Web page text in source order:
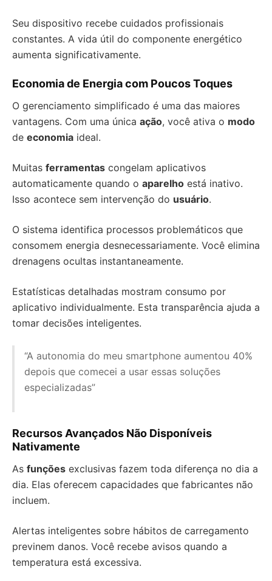
Seu dispositivo recebe cuidados profissionais
constantes. A vida útil do componente energético
aumenta significativamente.
Economia de Energia com Poucos Toques
O gerenciamento simplificado é uma das maiores
vantagens. Com uma única ação, você ativa o modo
de economia ideal.
Muitas ferramentas congelam aplicativos
automaticamente quando o aparelho está inativo.
Isso acontece sem intervenção do usuário.
O sistema identifica processos problemáticos que
consomem energia desnecessariamente. Você elimina
drenagens ocultas instantaneamente.
Estatísticas detalhadas mostram consumo por
aplicativo individualmente. Esta transparência ajuda a
tomar decisões inteligentes.
“A autonomia do meu smartphone aumentou 40%
depois que comecei a usar essas soluções
especializadas”
Recursos Avançados Não Disponíveis
Nativamente
As funções exclusivas fazem toda diferença no dia a
dia. Elas oferecem capacidades que fabricantes não
incluem.
Alertas inteligentes sobre hábitos de carregamento
previnem danos. Você recebe avisos quando a
temperatura está excessiva.